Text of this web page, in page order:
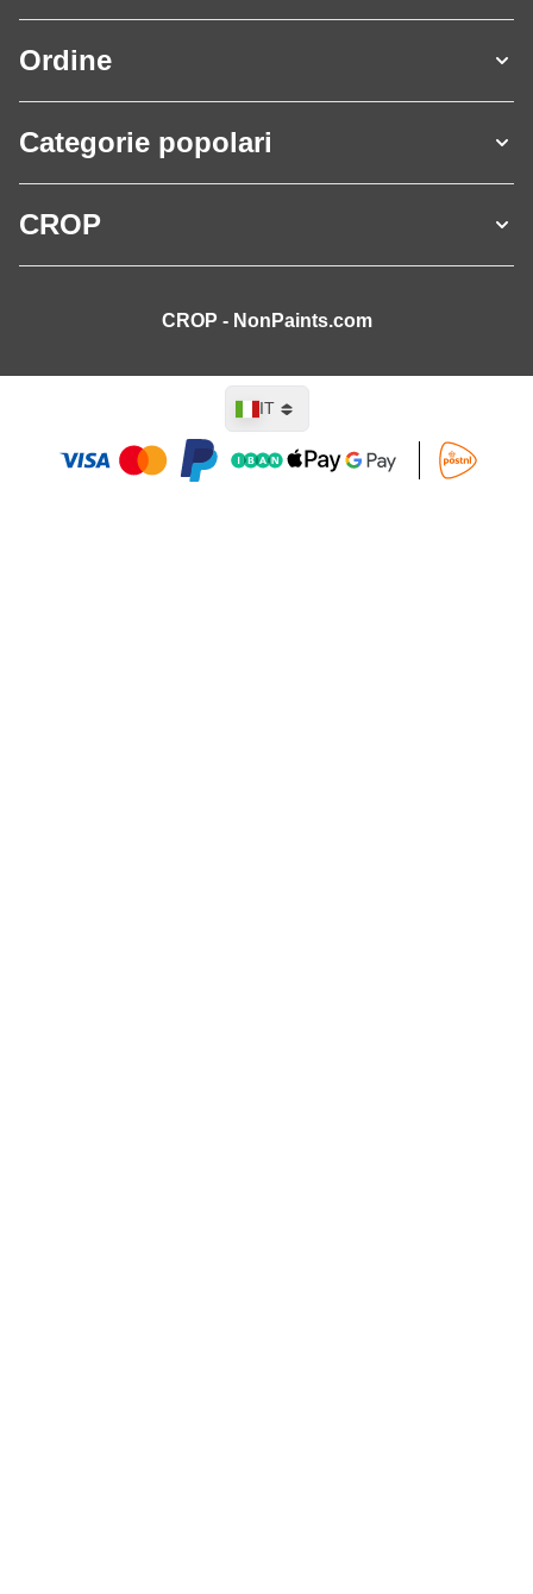
Ordine
Categorie popolari
CROP
CROP - NonPaints.com
Lingua
IT